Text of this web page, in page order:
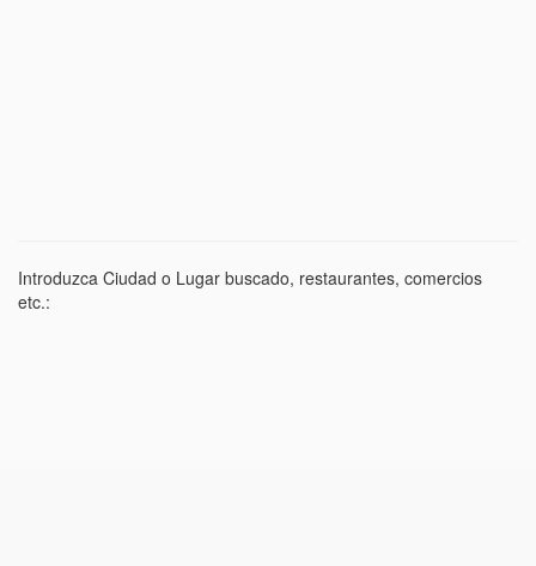
Introduzca Ciudad o Lugar buscado, restaurantes, comercios
etc.: